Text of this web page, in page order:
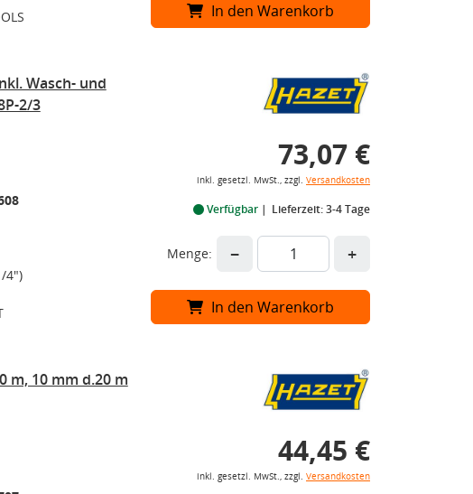
In den Warenkorb
Wasch- und
2/3
4")
73,07 €
inkl. gesetzl. MwSt., zzgl. Versandkosten
Verfügbar Lieferzeit: 3-4 Tage
Menge: − +
In den Warenkorb
m, 10 mm d.20 m
44,45 €
inkl. gesetzl. MwSt., zzgl. Versandkosten